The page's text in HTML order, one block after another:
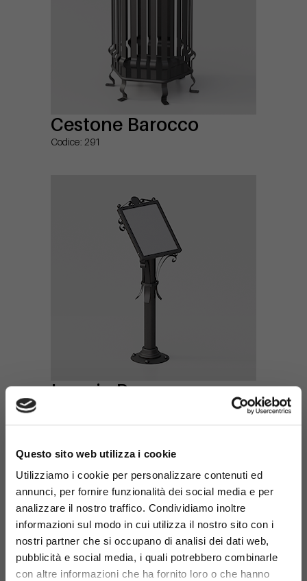
Questo sito web utilizza i cookie
Utilizziamo i cookie per personalizzare contenuti ed
annunci, per fornire funzionalità dei social media e per
analizzare il nostro traffico. Condividiamo inoltre
informazioni sul modo in cui utilizza il nostro sito con i
nostri partner che si occupano di analisi dei dati web,
pubblicità e social media, i quali potrebbero combinarle
con altre informazioni che ha fornito loro o che hanno
Cestone Barocco
Codice: 291
Leggio Barocco